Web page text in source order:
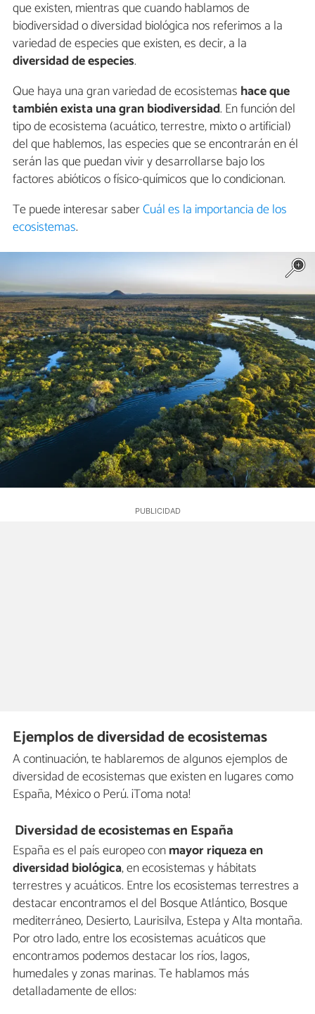
que existen, mientras que cuando hablamos de
biodiversidad o diversidad biológica nos referimos a la
variedad de especies que existen, es decir, a la
diversidad de especies.
Que haya una gran variedad de ecosistemas hace que
también exista una gran biodiversidad. En función del
tipo de ecosistema (acuático, terrestre, mixto o artificial)
del que hablemos, las especies que se encontrarán en él
serán las que puedan vivir y desarrollarse bajo los
factores abióticos o físico-químicos que lo condicionan.
Te puede interesar saberCuál es la importancia de los
ecosistemas.
Ejemplos de diversidad de ecosistemas
A continuación, te hablaremos de algunos ejemplos de
diversidad de ecosistemas que existen en lugares como
España, México o Perú. ¡Toma nota!
Diversidad de ecosistemas en España
España es el país europeo conmayor riqueza en
diversidad biológica, en ecosistemas y hábitats
terrestres y acuáticos. Entre los ecosistemas terrestres a
destacar encontramos el del Bosque Atlántico, Bosque
mediterráneo, Desierto, Laurisilva, Estepa y Alta montaña.
Por otro lado, entre los ecosistemas acuáticos que
encontramos podemos destacar los ríos, lagos,
humedales y zonas marinas. Te hablamos más
detalladamente de ellos: